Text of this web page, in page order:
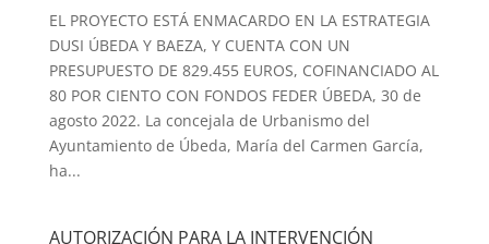
EL PROYECTO ESTÁ ENMACARDO EN LA ESTRATEGIA
DUSI ÚBEDA Y BAEZA, Y CUENTA CON UN
PRESUPUESTO DE 829.455 EUROS, COFINANCIADO AL
80 POR CIENTO CON FONDOS FEDER ÚBEDA, 30 de
agosto 2022. La concejala de Urbanismo del
Ayuntamiento de Úbeda, María del Carmen García,
ha...
AUTORIZACIÓN PARA LA INTERVENCIÓN